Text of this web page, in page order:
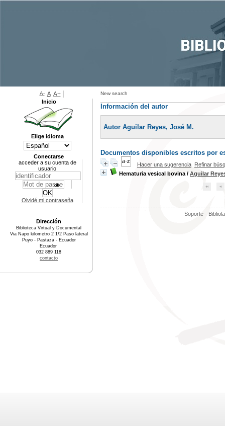
New search
Información del autor
Autor Aguilar Reyes, José M.
Documentos disponibles escritos por
Hacer una sugerencia Refinar
Hematuria vesical bovina / Aguilar
Soporte -
A- A A+
Inicio
Elige idioma
Conectarse
acceder a su cuenta de
usuario
Olvidé mi contraseña
Dirección
Biblioteca Virtual y Documental
Via Napo kilometro 2 1/2 Paso lateral
Puyo - Pastaza - Ecuador
Ecuador
032 889 118
contacto